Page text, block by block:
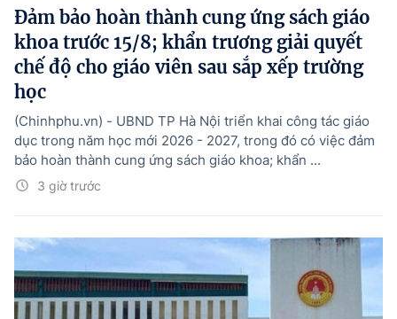
Đảm bảo hoàn thành cung ứng sách giáo
khoa trước 15/8; khẩn trương giải quyết
chế độ cho giáo viên sau sắp xếp trường
học
3 giờ trước
(Chinhphu.vn) - UBND TP Hà Nội triển khai công tác giáo
dục trong năm học mới 2026 - 2027, trong đó có việc đảm
bảo hoàn thành cung ứng sách giáo khoa; khẩn ...